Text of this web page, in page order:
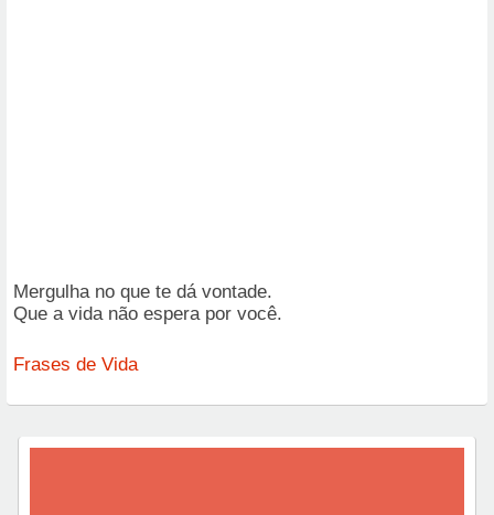
Mergulha no que te dá vontade.
Que a vida não espera por você.
Frases de Vida